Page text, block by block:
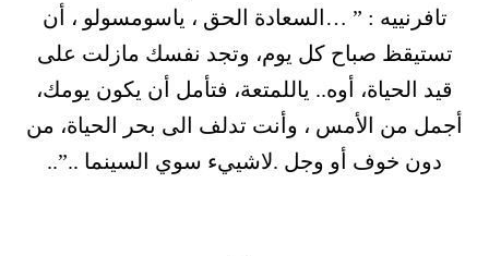
تافرنييه : ” …السعادة الحق ، ياسومسولو ، أن
تستيقظ صباح كل يوم، وتجد نفسك مازلت على
قيد الحياة، أوه.. ياللمتعة، فتأمل أن يكون يومك،
أجمل من الأمس ، وأنت تدلف الى بحر الحياة، من
دون خوف أو وجل .لاشييء سوي السينما ..”..